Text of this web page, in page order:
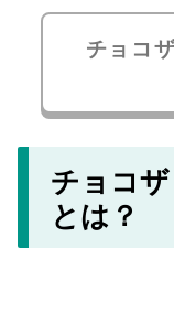
チョコ
チョコ
とは？